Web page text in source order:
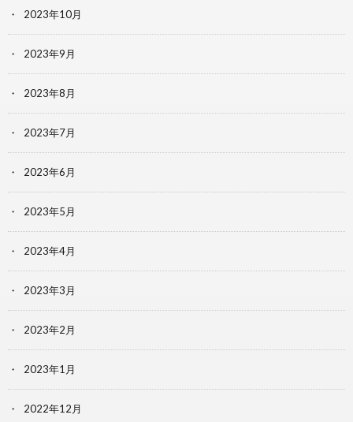
2023年10月
2023年9月
2023年8月
2023年7月
2023年6月
2023年5月
2023年4月
2023年3月
2023年2月
2023年1月
2022年12月